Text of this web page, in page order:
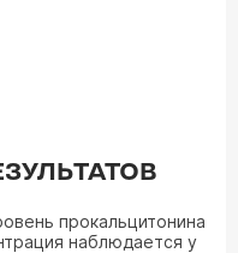
прокальцитонина
наблюдается у